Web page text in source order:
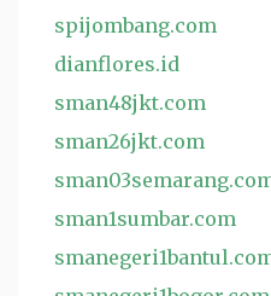
spijombang.com
dianflores.id
sman48jkt.com
sman26jkt.com
sman1sumbar.com